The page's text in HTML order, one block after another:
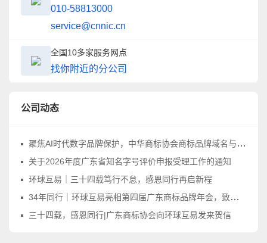
010-58813000
service@cnnic.cn
全国10多家服务网点
找你附近的分公司
公司动态
聚焦AI时代数字品牌保护，中华商标协会商标品牌域名与网络标识工作委员会正式成立
关于2026年度广东省知名字号评价申报受理工作的通知
环球互易｜三十四载笃行不怠，感恩同行再启新程
34年同行｜环球互易亮相第四届广东商标品牌年会，致敬品牌守护之路
三十四载，感恩同行|广东商标协会向环球互易发来贺信